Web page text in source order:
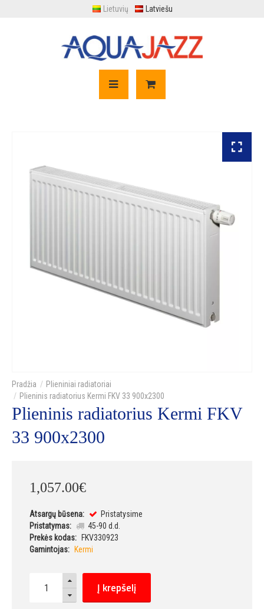
Lietuvių Latviešu
Plieniniai radiatoriai
Plieninis radiatorius Kermi FKV 33 900x2300
Plieninis radiatorius Kermi FKV
33 900x2300
1,057.00€
Atsargų būsena:
Pristatysime
Pristatymas:
45-90 d.d.
Prekės kodas:
FKV330923
Gamintojas:
Kermi
Į krepšelį